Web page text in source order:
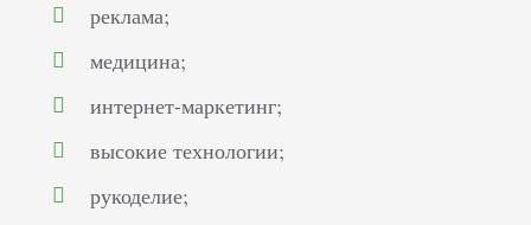
реклама;
медицина;
интернет-маркетинг;
высокие технологии;
рукоделие;